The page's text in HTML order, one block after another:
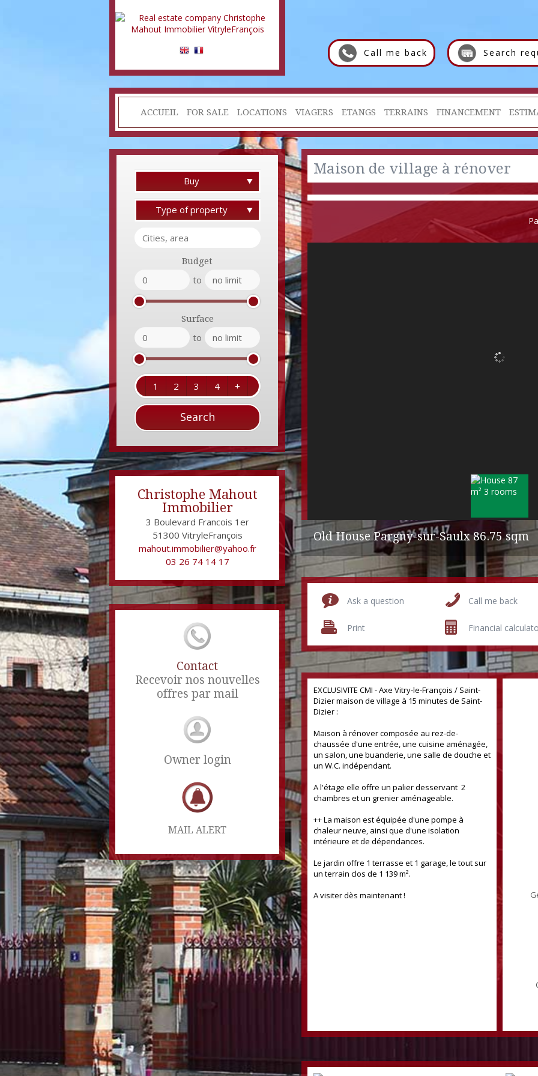
Call me back Search
ACCUEIL FOR SALE LOCATIONS VIAGERS ETANGS TERRAINS FINANCEMENT
Buy
Type of property
Budget
to
Surface
to
1 2 3 4 +
Christophe Mahout
Immobilier
3 Boulevard Francois 1er
51300 VitryleFrançois
mahout.immobilier@yahoo.fr
03 26 74 14 17
Contact
Recevoir nos nouvelles
offres par mail
Owner login
MAIL ALERT
Maison de village à rénover
Old House Pargny-sur-Saulx86.75 sqm
Ask a question Call me back
Print Financial
EXCLUSIVITE CMI - Axe Vitry-le-François / Saint-
Dizier maison de village à 15 minutes de Saint-
Dizier :
Maison à rénover composée au rez-de-
chaussée d'une entrée, une cuisine aménagée,
un salon, une buanderie, une salle de douche et
un W.C. indépendant.
A l'étage elle offre un palier desservant 2
chambres et un grenier aménageable.
++ La maison est équipée d'une pompe à
chaleur neuve, ainsi que d'une isolation
intérieure et de dépendances.
Le jardin offre 1 terrasse et 1 garage, le tout sur
un terrain clos de 1 139 m².
A visiter dès maintenant !